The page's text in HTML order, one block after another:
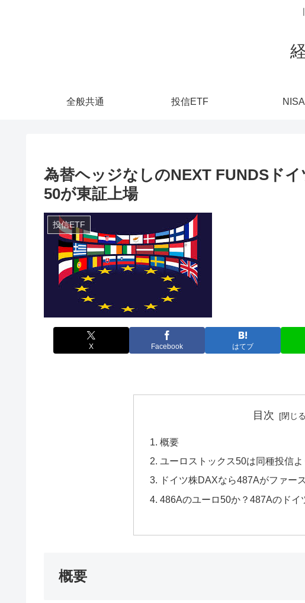
全般共通 投信ETF NISA
為替ヘッジなしのNEXT FUNDSド
50が東証上場
投信ETF
X Facebook はてブ
目次
概要
ユーロストックス50は同種投信よ
ドイツ株DAXなら487Aがファー
486Aのユーロ50か？487Aのドイ
概要